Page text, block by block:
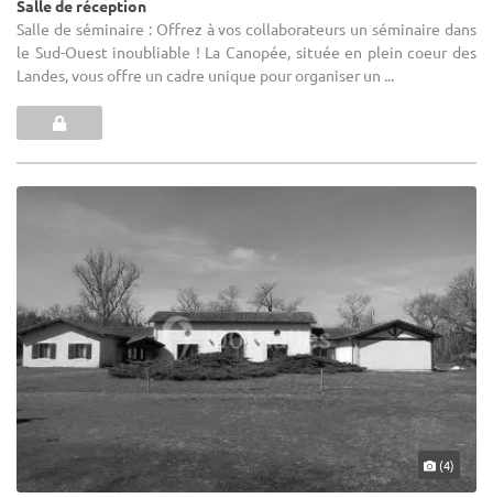
Salle de réception
Salle de séminaire : Offrez à vos collaborateurs un séminaire dans
le Sud-Ouest inoubliable ! La Canopée, située en plein coeur des
Landes, vous offre un cadre unique pour organiser un ...
(4)